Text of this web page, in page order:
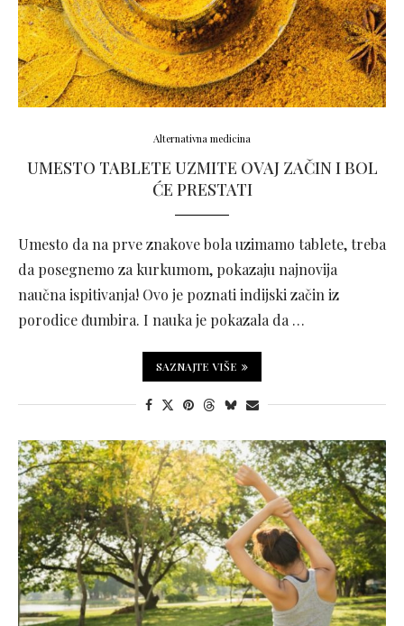
Alternativna medicina
UMESTO TABLETE UZMITE OVAJ ZAČIN I BOL
ĆE PRESTATI
Umesto da na prve znakove bola uzimamo tablete, treba
da posegnemo za kurkumom, pokazaju najnovija
naučna ispitivanja! Ovo je poznati indijski začin iz
porodice đumbira. I nauka je pokazala da …
SAZNAJTE VIŠE